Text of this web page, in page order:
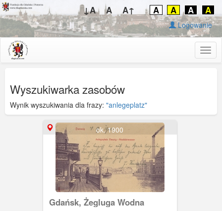
↓A A A↑ A A A A
Logowanie
Wyszukiwarka zasobów
Wynik wyszukiwania dla frazy: "anlegeplatz"
ok. 1900
Gdańsk, Żegluga Wodna